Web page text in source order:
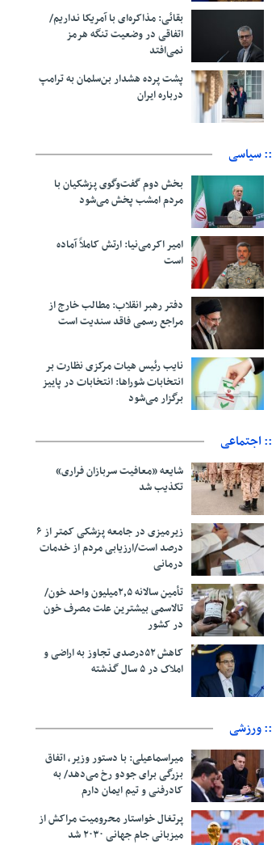
بقائی: مذاکره‌ای با آمریکا نداریم/
اتفاقی در وضعیت تنگه هرمز
نمی‌افتد
پشت پرده هشدار بن‌سلمان به ترامپ
درباره ایران
:: سیاسی
بخش دوم گفت‌وگوی پزشکیان با
مردم امشب پخش می‌شود
امیر اکرمی‌نیا: ارتش کاملاً آماده
است
دفتر رهبر انقلاب: مطالب خارج از
مراجع رسمی فاقد سندیت است
نایب رئیس هیات مرکزی نظارت بر
انتخابات شوراها: انتخابات در پاییز
برگزار می‌شود
:: اجتماعی
شایعه «معافیت سربازان فراری»
تکذیب شد
زیرمیزی در جامعه پزشکی کمتر از ۶
درصد است/ارزیابی مردم از خدمات
درمانی
تأمین سالانه ۲٫۵میلیون واحد خون/
تالاسمی بیشترین علت مصرف‌ خون
در کشور
کاهش ۵۲درصدی تجاوز به اراضی و
املاک در ۵ سال گذشته
:: ورزشی
میراسماعیلی: با دستور وزیر، اتفاق
بزرگی برای جودو رخ می‌دهد/ به
کادرفنی و تیم ایمان دارم
پرتغال خواستار محرومیت مراکش از
میزبانی جام جهانی ۲۰۳۰ شد